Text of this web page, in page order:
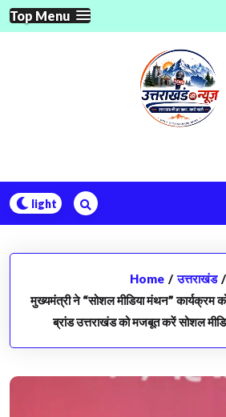
Skip
to
Top Menu
Home / उत्तराखंड /
मुख्यमंत्री ने “सोशल मीडिया मंथन” कार्यक्रम
ब्रांड उत्तराखंड को मजबूत करें सोशल